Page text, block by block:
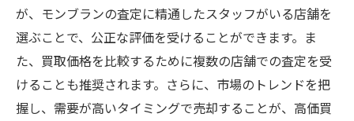
が、モンブランの査定に精通したスタッフがいる店舗を
選ぶことで、公正な評価を受けることができます。ま
た、買取価格を比較するために複数の店舗での査定を受
けることも推奨されます。さらに、市場のトレンドを把
握し、需要が高いタイミングで売却することが、高価買